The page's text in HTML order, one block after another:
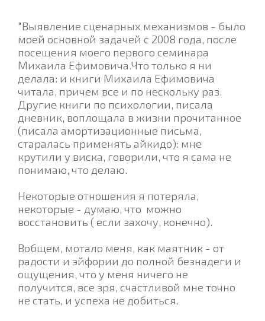
"Выявление сценарных механизмов - было
моей основной задачей с 2008 года, после
посещения моего первого семинара
Михаила Ефимовича.Что только я ни
делала: и книги Михаила Ефимовича
читала, причем все и по нескольку раз.
Другие книги по психологии, писала
дневник, воплощала в жизни прочитанное
(писала амортизационные письма,
старалась применять айкидо): мне
крутили у виска, говорили, что я сама не
понимаю, что делаю.
Некоторые отношения я потеряла,
некоторые - думаю, что можно
восстановить ( если захочу, конечно).
Вобщем, мотало меня, как маятник - от
радости и эйфории до полной безнадеги и
ощущения, что у меня ничего не
получится, все зря, счастливой мне точно
не стать, и успеха не добиться.